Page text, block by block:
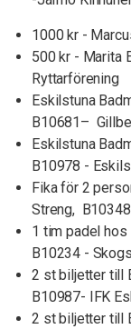
1000 kr -
500 kr - Marita
Ryttarförening
Eskilstuna
B10681–
Eskilstuna
B10978 -
Fika för 2
Streng,
1 tim padel
B10234 -
2 st biljetter till
B10987- IFK
2 st biljetter till